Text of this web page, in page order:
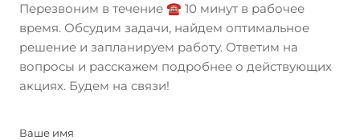
Перезвоним в течение ☎️ 10 минут в рабочее
время. Обсудим задачи, найдем оптимальное
решение и запланируем работу. Ответим на
вопросы и расскажем подробнее о действующих
акциях. Будем на связи!
Ваше имя